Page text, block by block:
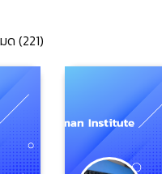
ด (221)